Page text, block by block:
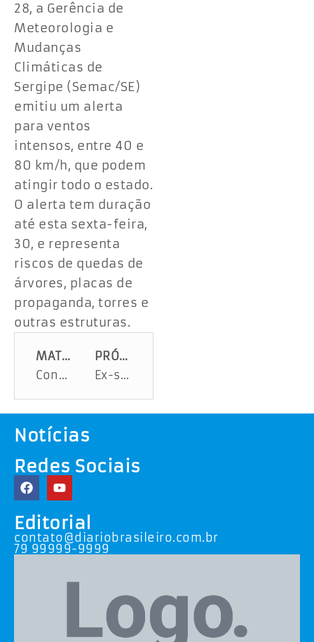
28, a Gerência de
Meteorologia e
Mudanças
Climáticas de
Sergipe (Semac/SE)
emitiu um alerta
para ventos
intensos, entre 40 e
80 km/h, que podem
atingir todo o estado.
O alerta tem duração
até esta sexta-feira,
30, e representa
riscos de quedas de
árvores, placas de
propaganda, torres e
outras estruturas.
MATÉRIA ANTERIOR
Consulta pública para escolha do novo reitor é iniciada; UFS contesta
PRÓXIMA MATÉRIA
Ex-senadora Maria do Carmo é hospitalizada
Notícias
Redes Sociais
Editorial
contato@diariobrasileiro.com.br
79 99999-9999